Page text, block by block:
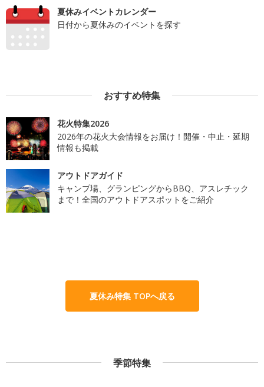
夏休みイベントカレンダー
日付から夏休みのイベントを探す
おすすめ特集
花火特集2026
2026年の花火大会情報をお届け！開催・中止・延期
情報も掲載
アウトドアガイド
キャンプ場、グランピングからBBQ、アスレチック
まで！全国のアウトドアスポットをご紹介
夏休み特集 TOPへ戻る
季節特集